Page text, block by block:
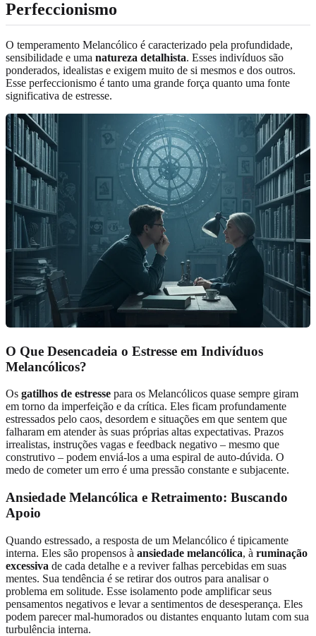
Perfeccionismo
O temperamento Melancólico é caracterizado pela profundidade,
sensibilidade e uma natureza detalhista. Esses indivíduos são
ponderados, idealistas e exigem muito de si mesmos e dos outros.
Esse perfeccionismo é tanto uma grande força quanto uma fonte
significativa de estresse.
O Que Desencadeia o Estresse em Indivíduos
Melancólicos?
Os gatilhos de estresse para os Melancólicos quase sempre giram
em torno da imperfeição e da crítica. Eles ficam profundamente
estressados pelo caos, desordem e situações em que sentem que
falharam em atender às suas próprias altas expectativas. Prazos
irrealistas, instruções vagas e feedback negativo – mesmo que
construtivo – podem enviá-los a uma espiral de auto-dúvida. O
medo de cometer um erro é uma pressão constante e subjacente.
Ansiedade Melancólica e Retraimento: Buscando
Apoio
Quando estressado, a resposta de um Melancólico é tipicamente
interna. Eles são propensos à ansiedade melancólica, à ruminação
excessiva de cada detalhe e a reviver falhas percebidas em suas
mentes. Sua tendência é se retirar dos outros para analisar o
problema em solitude. Esse isolamento pode amplificar seus
pensamentos negativos e levar a sentimentos de desesperança. Eles
podem parecer mal-humorados ou distantes enquanto lutam com sua
turbulência interna.